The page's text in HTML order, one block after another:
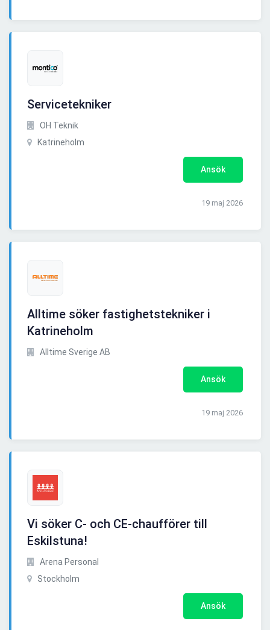
Servicetekniker
OH Teknik
Katrineholm
Ansök
19 maj 2026
Alltime söker fastighetstekniker i
Katrineholm
Alltime Sverige AB
Ansök
19 maj 2026
Vi söker C- och CE-chaufförer till
Eskilstuna!
Arena Personal
Stockholm
Ansök